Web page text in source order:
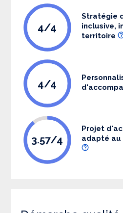
4/4
Stratégie
inclusive,
territoire
4/4
3.57/4
Projet
adapté au